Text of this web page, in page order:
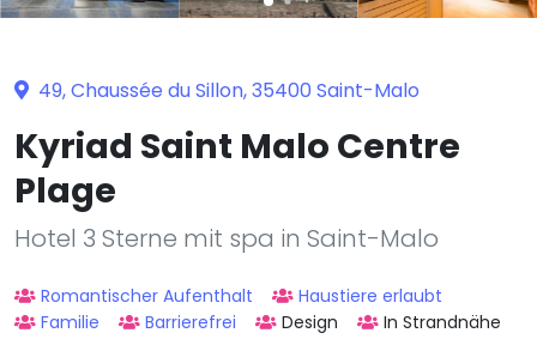
49, Chaussée du Sillon, 35400 Saint-Malo
Kyriad Saint Malo Centre
Plage
Hotel 3 Sterne mit spa in Saint-Malo
Romantischer Aufenthalt
Haustiere erlaubt
Familie
Barrierefrei Design In Strandnähe